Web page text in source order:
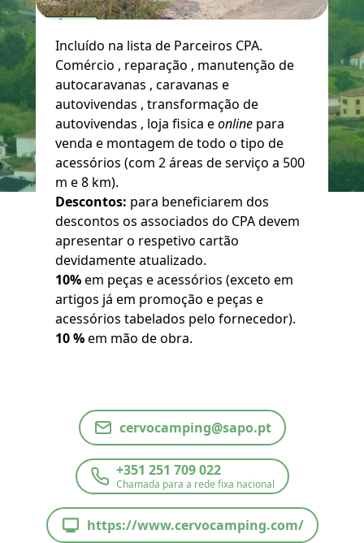
Incluído na lista de Parceiros CPA.
Comércio , reparação , manutenção de
autocaravanas , caravanas e
autovivendas , transformação de
autovivendas , loja fisica eonline para
venda e montagem de todo o tipo de
acessórios (com 2 áreas de serviço a 500
m e 8 km).
Descontos: para beneficiarem dos
descontos os associados do CPA devem
apresentar o respetivo cartão
devidamente atualizado.
10%em peças e acessórios (exceto em
artigos já em promoção e peças e
acessórios tabelados pelo fornecedor).
10 %em mão de obra.
cervocamping@sapo.pt
+351 251 709 022
Chamada para a rede fixa nacional
https://www.cervocamping.com/